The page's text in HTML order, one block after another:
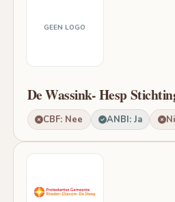
GEEN LOGO
De Wassink- Hesp
CBF: Nee ANBI: Ja